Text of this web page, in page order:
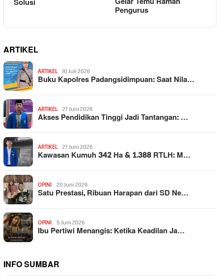
Pengurus
ARTIKEL
ARTIKEL 10 Juli 2026
Buku Kapolres Padangsidimpuan: Saat Nila…
ARTIKEL 27 Juni 2026
Akses Pendidikan Tinggi Jadi Tantangan: …
ARTIKEL 27 Juni 2026
Kawasan Kumuh 342 Ha & 1.388 RTLH: M…
OPINI 20 Juni 2026
Satu Prestasi, Ribuan Harapan dari SD Ne…
OPINI 5 Juni 2026
Ibu Pertiwi Menangis: Ketika Keadilan Ja…
INFO SUMBAR